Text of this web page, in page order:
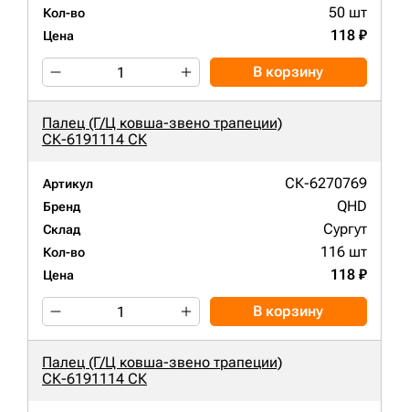
Кол-во 50 шт
Цена 118 ₽
В корзину
Палец (Г/Ц ковша-звено трапеции)
СК-6191114 СК
Артикул СК-6270769
Бренд QHD
Склад Сургут
Кол-во 116 шт
Цена 118 ₽
В корзину
Палец (Г/Ц ковша-звено трапеции)
СК-6191114 СК